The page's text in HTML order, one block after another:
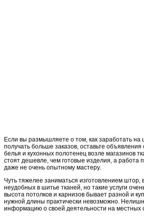
Если вы размышляете о том, как заработать на
получать больше заказов, оставьте
белья и кухонных полотенец возле магазинов
стоят дешевле, чем готовые изделия, а работа
даже не очень опытному мастеру.
Чуть тяжелее заниматься изготовлением штор,
неудобных в шитье тканей, но такие услуги
высота потолков и карнизов бывает разной и
нужной длины практически невозможно.
информацию о своей деятельности на местных